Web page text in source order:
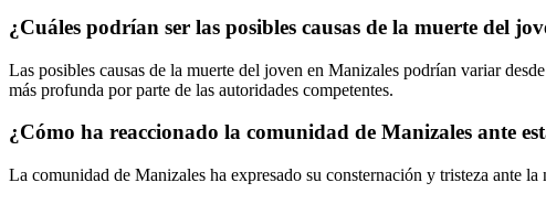
¿Cuáles podrían ser las posibles causas de la muerte del
Las posibles causas de la muerte del joven en Manizales podrían variar
más profunda por parte de las autoridades competentes.
¿Cómo ha reaccionado la comunidad de Manizales ante
La comunidad de Manizales ha expresado su consternación y tristeza ante